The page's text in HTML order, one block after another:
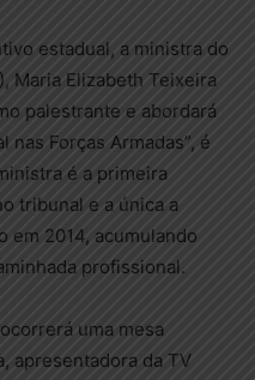
estadual, a ministra do
Maria Elizabeth Teixeira
palestrante e abordará
nas Forças Armadas”, é
é a primeira
tribunal e a única a
em 2014, acumulando
profissional.
uma mesa
apresentadora da TV